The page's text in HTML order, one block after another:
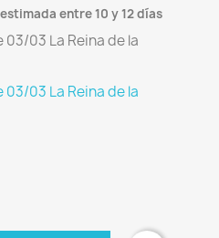
entre 10 y 12 días
03 La Reina de la
03 La Reina de la